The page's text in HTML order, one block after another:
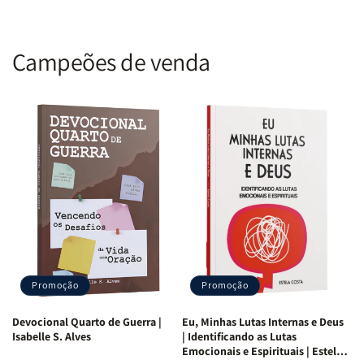
Campeões de venda
Promoção
Devocional Quarto de Guerra |
Isabelle S. Alves
Promoção
Eu, Minhas Lutas Internas e Deus
| Identificando as Lutas
Emocionais e Espirituais | Estela